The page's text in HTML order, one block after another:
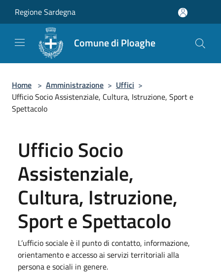
Regione Sardegna
Comune di Ploaghe
Home > Amministrazione > Uffici >
Ufficio Socio Assistenziale, Cultura, Istruzione, Sport e
Spettacolo
Ufficio Socio
Assistenziale,
Cultura, Istruzione,
Sport e Spettacolo
L’ufficio sociale è il punto di contatto, informazione,
orientamento e accesso ai servizi territoriali alla
persona e sociali in genere.